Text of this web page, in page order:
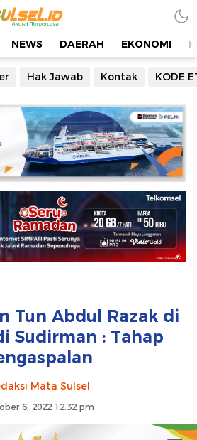
NEWS DAERAH EKONOMI
Hak Jawab Kontak KODE
Tun Abdul Razak di
Sudirman : Tahap
Mata Sulsel
6, 2022 12:32 pm